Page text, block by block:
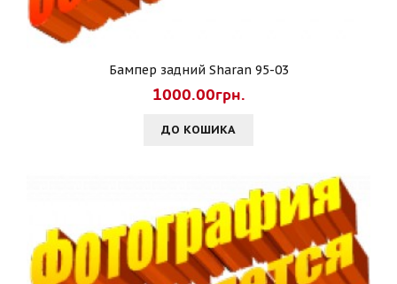
Бампер задний Sharan 95-03
1000.00грн.
ДО КОШИКА